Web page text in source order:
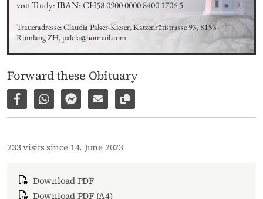
von Trudy: IBAN: CH58 0900 0000 8400 1706 5
Traueradresse: Claudia Palser-Kieser, Katzenrütistrasse 93, 8153
Rümlang ZH, palcla@hotmail.com
Forward these Obituary
Share on Facebook
Share via WhatsApp
Share via Facebook Messenger
Share via E-Mail
Copy link to page
233 visits since 14. June 2023
Download PDF
Download PDF (A4)